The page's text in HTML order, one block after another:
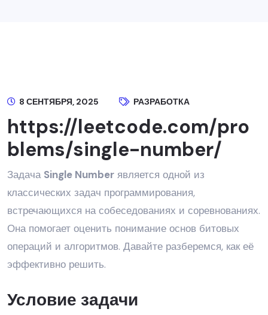
8 СЕНТЯБРЯ, 2025 РАЗРАБОТКА
https://leetcode.com/pro
blems/single-number/
Задача Single Number является одной из
классических задач программирования,
встречающихся на собеседованиях и соревнованиях.
Она помогает оценить понимание основ битовых
операций и алгоритмов. Давайте разберемся, как её
эффективно решить.
Условие задачи